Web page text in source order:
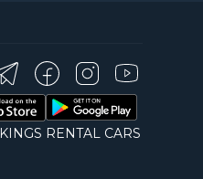
RENTAL CARS